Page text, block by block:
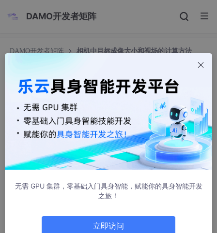
DAMO开发者矩阵
DAMO开发者矩阵 相机中目标成像大小和视场的计算方法
21184人浏览 · 2020-07-14 10:43:35
tanA=目标大小/作用距离=像元大小/f(焦距)
无需 GPU 集群，零基础入门具身智能，赋能你的具身智能开发
之旅！
立即访问